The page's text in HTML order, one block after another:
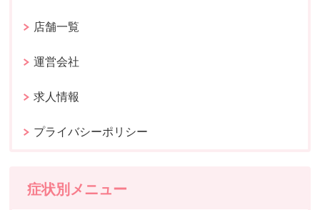
店舗一覧
運営会社
求人情報
プライバシーポリシー
症状別メニュー